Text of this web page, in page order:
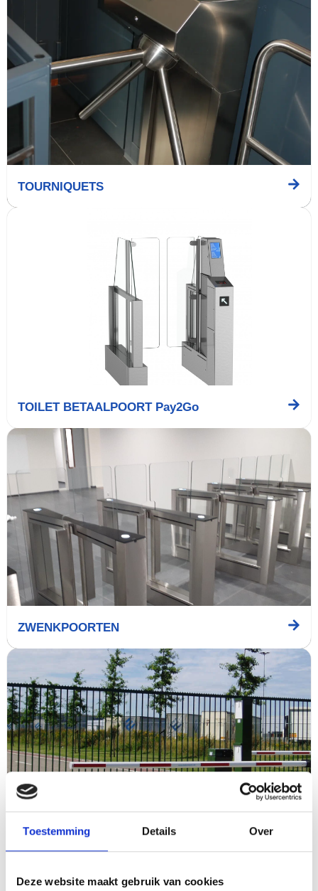
Toestemming Details Over
Deze website maakt gebruik van cookies
TOURNIQUETS
TOILET BETAALPOORT Pay2Go
ZWENKPOORTEN
SLAGBOMEN